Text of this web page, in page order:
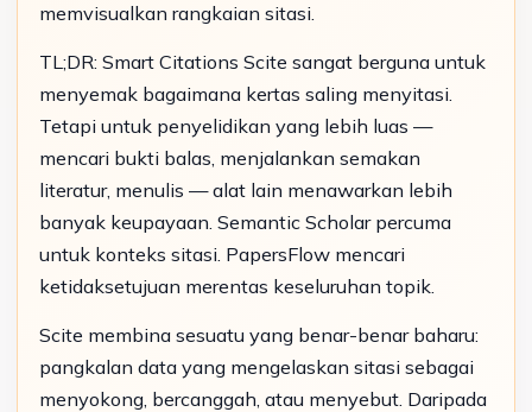
memvisualkan rangkaian sitasi.
TL;DR: Smart Citations Scite sangat berguna untuk
menyemak bagaimana kertas saling menyitasi.
Tetapi untuk penyelidikan yang lebih luas —
mencari bukti balas, menjalankan semakan
literatur, menulis — alat lain menawarkan lebih
banyak keupayaan. Semantic Scholar percuma
untuk konteks sitasi. PapersFlow mencari
ketidaksetujuan merentas keseluruhan topik.
Scite membina sesuatu yang benar-benar baharu:
pangkalan data yang mengelaskan sitasi sebagai
menyokong, bercanggah, atau menyebut. Daripada